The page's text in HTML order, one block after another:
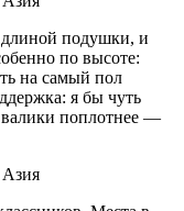
длиной подушки, и
по высоте:
на самый пол
я бы чуть
поплотнее —